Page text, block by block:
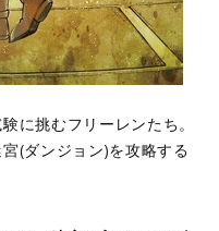
に挑むフリーレンたち。
(ダンジョン)を攻略する